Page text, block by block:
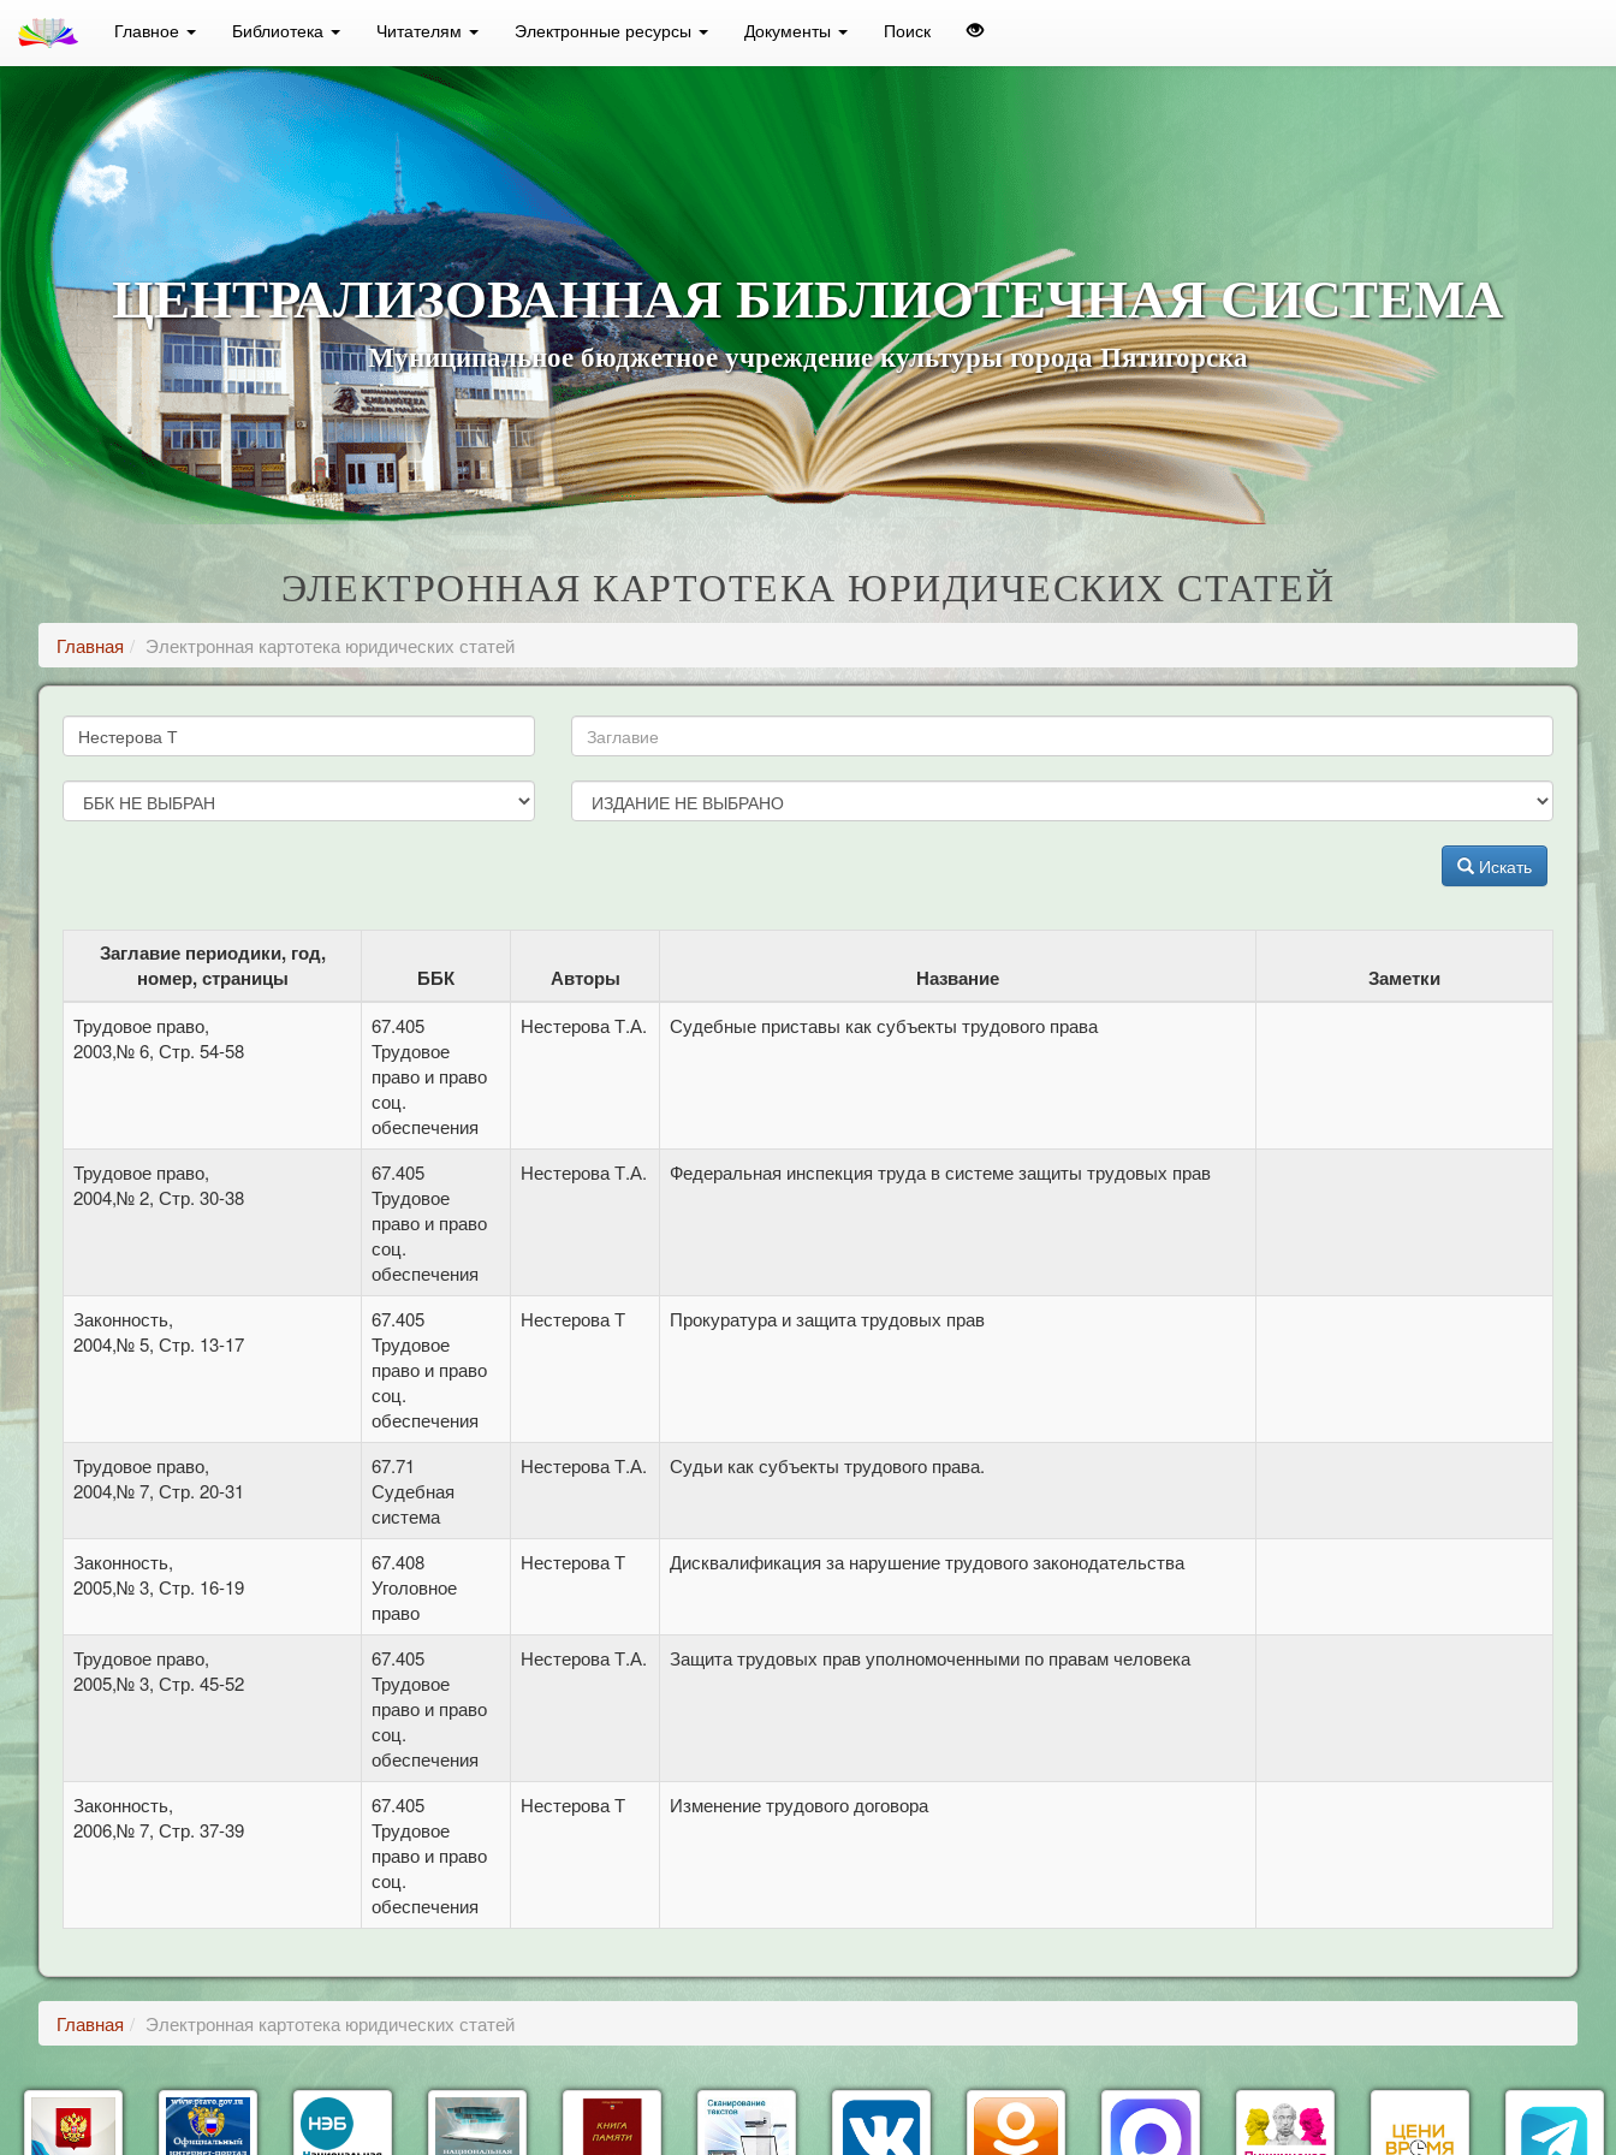
Главное Библиотека Читателям Электронные ресурсы Документы Поиск
ЦЕНТРАЛИЗОВАННАЯ БИБЛИОТЕЧНАЯ СИСТЕМА
Муниципальное бюджетное учреждение культуры города Пятигорска
ЭЛЕКТРОННАЯ КАРТОТЕКА ЮРИДИЧЕСКИХ СТАТЕЙ
Главная Электронная картотека юридических статей
Искать
Заглавие периодики, год,
номер, страницы
ББК Авторы Название Заметки
Трудовое право,
2003,№ 6, Стр. 54-58
67.405
Трудовое
право и право
соц.
обеспечения
Нестерова Т.А. Судебные приставы как субъекты трудового права
Трудовое право,
2004,№ 2, Стр. 30-38
67.405
Трудовое
право и право
соц.
обеспечения
Нестерова Т.А. Федеральная инспекция труда в системе защиты трудовых прав
Законность,
2004,№ 5, Стр. 13-17
67.405
Трудовое
право и право
соц.
обеспечения
Нестерова Т Прокуратура и защита трудовых прав
Трудовое право,
2004,№ 7, Стр. 20-31
67.71
Судебная
система
Нестерова Т.А. Судьи как субъекты трудового права.
Законность,
2005,№ 3, Стр. 16-19
67.408
Уголовное
право
Нестерова Т Дисквалификация за нарушение трудового законодательства
Трудовое право,
2005,№ 3, Стр. 45-52
67.405
Трудовое
право и право
соц.
обеспечения
Нестерова Т.А. Защита трудовых прав уполномоченными по правам человека
Законность,
2006,№ 7, Стр. 37-39
67.405
Трудовое
право и право
соц.
обеспечения
Нестерова Т Изменение трудового договора
Главная Электронная картотека юридических статей